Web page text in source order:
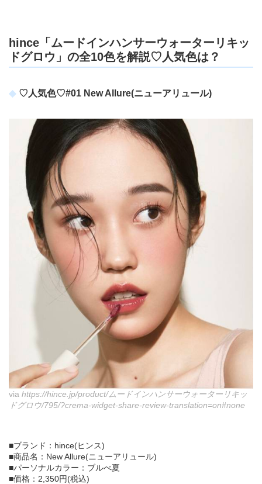
hince「ムードインハンサーウォーターリキッ
ドグロウ」の全10色を解説♡人気色は？
♡人気色♡#01 New Allure(ニューアリュール)
via https://hince.jp/product/ムードインハンサーウォーターリキッ
ドグロウ/795/?crema-widget-share-review-translation=on#none
■ブランド：hince(ヒンス)
■商品名：New Allure(ニューアリュール)
■パーソナルカラー：ブルべ夏
■価格：2,350円(税込)